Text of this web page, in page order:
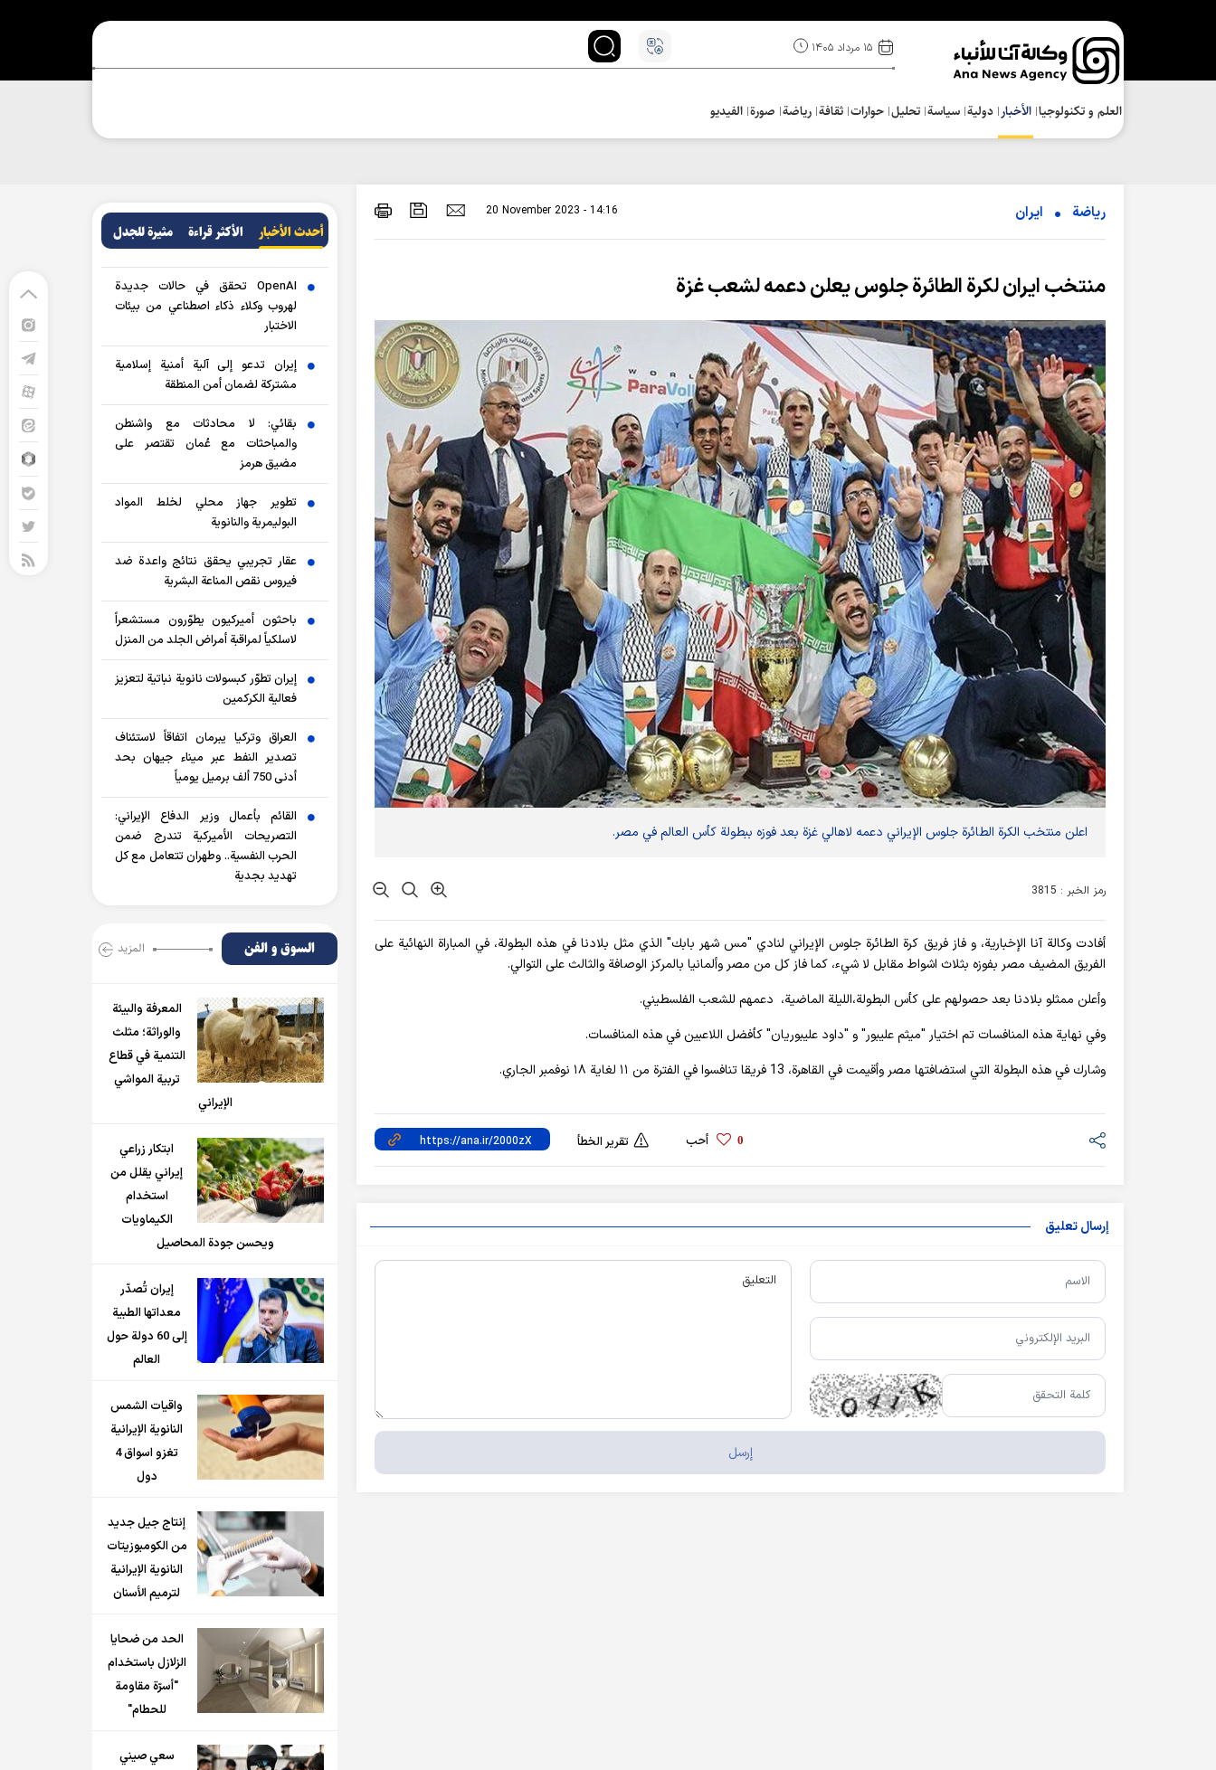
۱۵ مرداد ۱۴۰۵
العلم و تکنولوجیا الأخبار دولية سياسة تحلیل حوارات ثقافة رياضة صورة الفيديو
رياضة ایران 20 November 2023 - 14:16
منتخب ايران لكرة الطائرة جلوس يعلن دعمه لشعب غزة
اعلن منتخب الكرة الطائرة جلوس الإيراني دعمه لاهالي غزة بعد فوزه ببطولة كأس العالم في مصر.
رمز الخبر : 3815
أفادت وکالة آنا الإخباریة، و فاز فريق كرة الطائرة جلوس الإيراني لنادي "مس شهر بابك" الذي مثل بلادنا في هذه البطولة، في المباراة النهائية على
الفريق المضيف مصر بفوزه بثلاث اشواط مقابل لا شيء، كما فاز كل من مصر وألمانيا بالمركز الوصافة والثالث على التوالي.
وأعلن ممثلو بلادنا بعد حصولهم على كأس البطولة،الليلة الماضية، دعمهم للشعب الفلسطيني.
وفي نهاية هذه المنافسات تم اختيار "ميثم عليبور" و "داود عليبوريان" كأفضل اللاعبين في هذه المنافسات.
وشارك في هذه البطولة التي استضافتها مصر وأقيمت في القاهرة، 13 فريقا تنافسوا في الفترة من ۱۱ لغایة ۱۸ نوفمبر الجاري.
0 أحب تقرير الخطأ
إرسال تعليق
أحدث الأخبار الأکثر قراءة مثيرة للجدل
OpenAI تحقق في حالات جديدة
لهروب وكلاء ذكاء اصطناعي من بيئات
الاختبار
إيران تدعو إلى آلية أمنية إسلامية
مشتركة لضمان أمن المنطقة
بقائي: لا محادثات مع واشنطن
والمباحثات مع عُمان تقتصر على
مضيق هرمز
تطوير جهاز محلي لخلط المواد
البوليمرية والنانوية
عقار تجريبي يحقق نتائج واعدة ضد
فيروس نقص المناعة البشرية
باحثون أميركيون يطوّرون مستشعراً
لاسلكياً لمراقبة أمراض الجلد من المنزل
إيران تطوّر كبسولات نانوية نباتية لتعزيز
فعالية الكركمين
العراق وتركيا يبرمان اتفاقاً لاستئناف
تصدير النفط عبر ميناء جيهان بحد
أدنى 750 ألف برميل يومياً
القائم بأعمال وزير الدفاع الإيراني:
التصريحات الأميركية تندرج ضمن
الحرب النفسية.. وطهران تتعامل مع كل
تهديد بجدية
السوق و الفن المزید
المعرفة والبيئة
والوراثة؛ مثلث
التنمية في قطاع
تربية المواشي
الإيراني
ابتكار زراعي
إيراني يقلل من
استخدام
الكيماويات
ويحسن جودة المحاصيل
إيران تُصدّر
معداتها الطبية
إلى 60 دولة حول
العالم
واقيات الشمس
النانوية الإيرانية
تغزو اسواق 4
دول
إنتاج جيل جديد
من الكومبوزيتات
النانوية الإيرانية
لترميم الأسنان
الحد من ضحايا
الزلازل باستخدام
"أسرّة مقاومة
للحطام"
سعي صيني